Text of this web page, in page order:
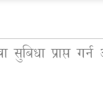
सुबिधा प्राप्त